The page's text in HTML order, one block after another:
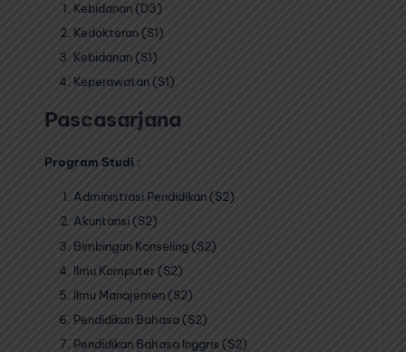
Kebidanan (D3)
Kedokteran (S1)
Kebidanan (S1)
Keperawatan (S1)
Pascasarjana
Program Studi :
Administrasi Pendidikan (S2)
Akuntansi (S2)
Bimbingan Konseling (S2)
Ilmu Komputer (S2)
Ilmu Manajemen (S2)
Pendidikan Bahasa (S2)
Pendidikan Bahasa Inggris (S2)